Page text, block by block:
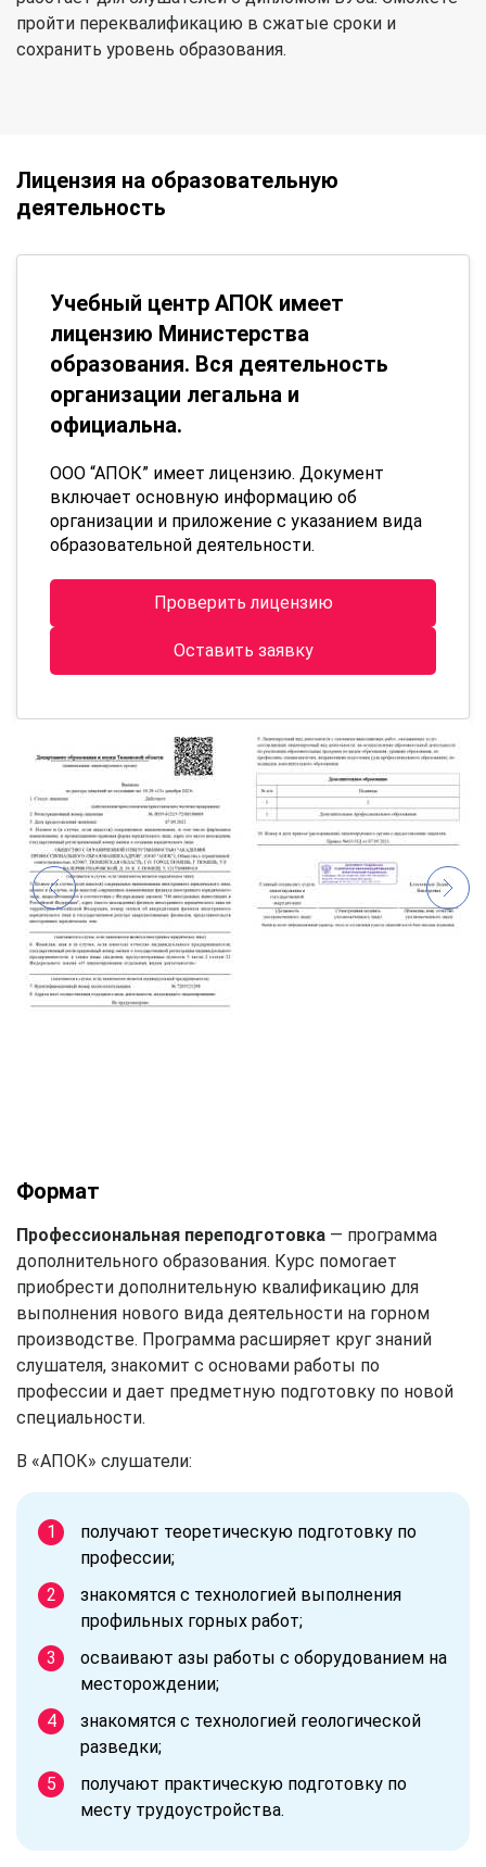
пройти переквалификацию в сжатые сроки и
сохранить уровень образования.
Лицензия на образовательную
деятельность
Учебный центр АПОК имеет
лицензию Министерства
образования. Вся деятельность
организации легальна и
официальна.
ООО “АПОК” имеет лицензию. Документ
включает основную информацию об
организации и приложение с указанием вида
образовательной деятельности.
Проверить лицензию
Оставить заявку
Формат
Профессиональная переподготовка — программа
дополнительного образования. Курс помогает
приобрести дополнительную квалификацию для
выполнения нового вида деятельности на горном
производстве. Программа расширяет круг знаний
слушателя, знакомит с основами работы по
профессии и дает предметную подготовку по новой
специальности.
В «АПОК» слушатели:
получают теоретическую подготовку по
профессии;
знакомятся с технологией выполнения
профильных горных работ;
осваивают азы работы с оборудованием на
месторождении;
знакомятся с технологией геологической
разведки;
получают практическую подготовку по
месту трудоустройства.